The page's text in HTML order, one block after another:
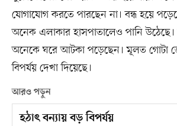
যোগাযোগ করতে পারছেন না। বন্ধ হয়ে
অনেক এলাকার হাসপাতালেও পানি উঠেছে।
অনেকে ঘরে আটকা পড়েছেন। মূলত গোটা
বিপর্যয় দেখা দিয়েছে।
আরও পড়ুন
হঠাৎ বন্যায় বড় বিপর্যয়